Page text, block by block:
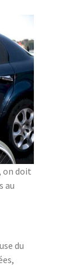
on doit
au
du